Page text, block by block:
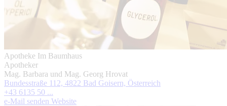
Apotheke Im Baumhaus
Apotheker
Mag. Barbara und Mag. Georg Hrovat
Bundesstraße 112, 4822 Bad Goisern, Österreich
+43 6135 50 ...
e-Mail senden Website